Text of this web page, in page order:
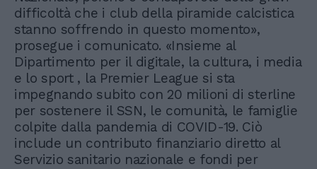
difficoltà che i club della piramide calcistica
stanno soffrendo in questo momento»,
prosegue i comunicato. «Insieme al
Dipartimento per il digitale, la cultura, i media
e lo sport , la Premier League si sta
impegnando subito con 20 milioni di sterline
per sostenere il SSN, le comunità, le famiglie
colpite dalla pandemia di COVID-19. Ciò
include un contributo finanziario diretto al
Servizio sanitario nazionale e fondi per